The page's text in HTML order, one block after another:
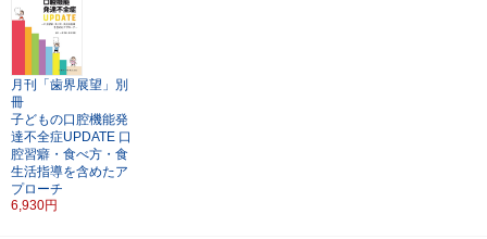
月刊「歯界展望」別
冊
子どもの口腔機能発
達不全症UPDATE 口
腔習癖・食べ方・食
生活指導を含めたア
プローチ
6,930円